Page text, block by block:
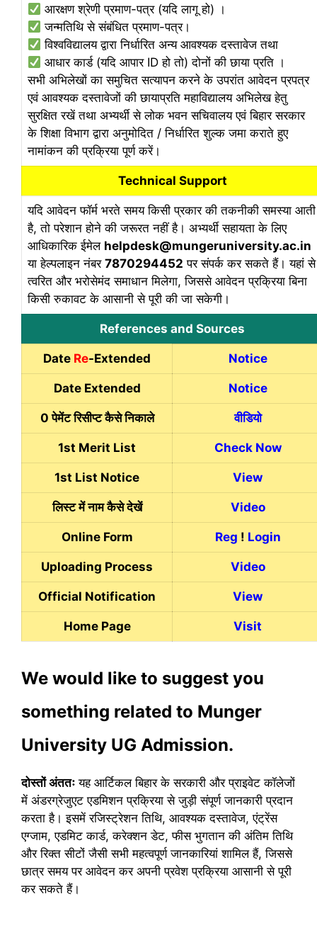
आरक्षण श्रेणी प्रमाण-पत्र (यदि लागू हो) ।
जन्मतिथि से संबंधित प्रमाण-पत्र।
विश्वविद्यालय द्वारा निर्धारित अन्य आवश्यक दस्तावेज तथा
आधार कार्ड (यदि आपार ID हो तो) दोनों की छाया प्रति ।
सभी अभिलेखों का समुचित सत्यापन करने के उपरांत आवेदन प्रपत्र
एवं आवश्यक दस्तावेजों की छायाप्रति महाविद्यालय अभिलेख हेतु
सुरक्षित रखें तथा अभ्यर्थी से लोक भवन सचिवालय एवं बिहार सरकार
के शिक्षा विभाग द्वारा अनुमोदित / निर्धारित शुल्क जमा कराते हुए
नामांकन की प्रक्रिया पूर्ण करें।
Technical Support
यदि आवेदन फॉर्म भरते समय किसी प्रकार की तकनीकी समस्या आती
है, तो परेशान होने की जरूरत नहीं है। अभ्यर्थी सहायता के लिए
आधिकारिक ईमेल helpdesk@mungeruniversity.ac.in
या हेल्पलाइन नंबर 7870294452 पर संपर्क कर सकते हैं। यहां से
त्वरित और भरोसेमंद समाधान मिलेगा, जिससे आवेदन प्रक्रिया बिना
किसी रुकावट के आसानी से पूरी की जा सकेगी।
References and Sources
Date Re-Extended Notice
Date Extended Notice
0 पेमेंट रिसीप्ट कैसे निकाले वीडियो
1st Merit List Check Now
1st List Notice View
लिस्ट में नाम कैसे देखें Video
Online Form Reg ! Login
Uploading Process Video
Official Notification View
Home Page Visit
We would like to suggest you
something related to Munger
University UG Admission.
दोस्तों अंततः यह आर्टिकल बिहार के सरकारी और प्राइवेट कॉलेजों
में अंडरग्रेजुएट एडमिशन प्रक्रिया से जुड़ी संपूर्ण जानकारी प्रदान
करता है। इसमें रजिस्ट्रेशन तिथि, आवश्यक दस्तावेज, एंट्रेंस
एग्जाम, एडमिट कार्ड, करेक्शन डेट, फीस भुगतान की अंतिम तिथि
और रिक्त सीटों जैसी सभी महत्वपूर्ण जानकारियां शामिल हैं, जिससे
छात्र समय पर आवेदन कर अपनी प्रवेश प्रक्रिया आसानी से पूरी
कर सकते हैं।